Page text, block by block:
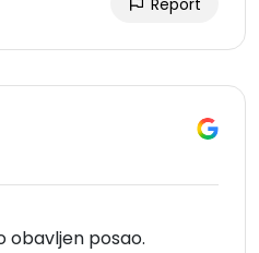
Report
obavljen posao.